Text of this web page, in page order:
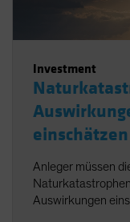
Investment
einschätzen
Anleger müssen
Auswirkungen